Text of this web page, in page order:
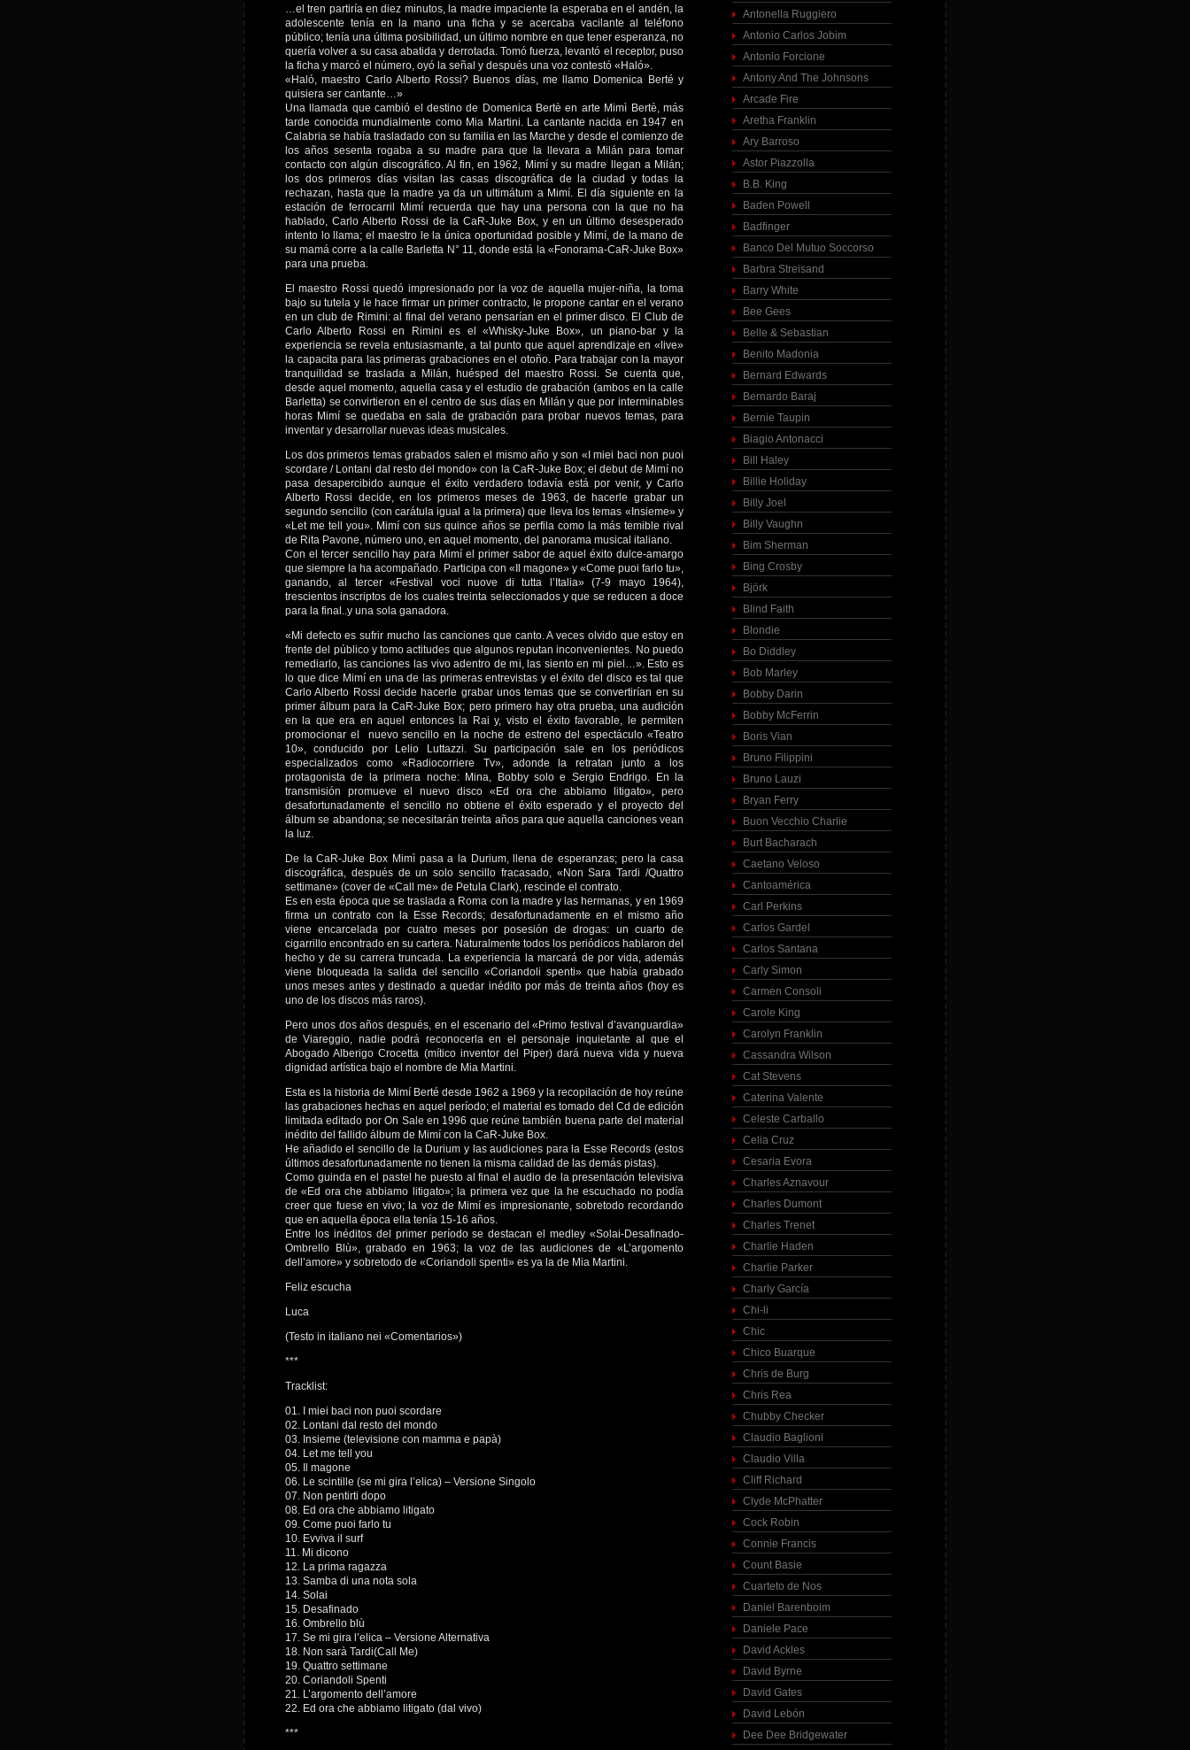
…el tren partiría en diez minutos, la madre impaciente la esperaba en el andén, la
adolescente tenía en la mano una ficha y se acercaba vacilante al teléfono
público; tenía una última posibilidad, un último nombre en que tener esperanza, no
quería volver a su casa abatida y derrotada. Tomó fuerza, levantó el receptor, puso
la ficha y marcó el número, oyó la señal y después una voz contestó «Haló».
«Haló, maestro Carlo Alberto Rossi? Buenos días, me llamo Domenica Berté y
quisiera ser cantante…»
Una llamada que cambió el destino de Domenica Bertè en arte Mimì Bertè, más
tarde conocida mundialmente como Mia Martini. La cantante nacida en 1947 en
Calabria se había trasladado con su familia en las Marche y desde el comienzo de
los años sesenta rogaba a su madre para que la llevara a Milán para tomar
contacto con algún discográfico. Al fin, en 1962, Mimí y su madre llegan a Milán;
los dos primeros días visitan las casas discográfica de la ciudad y todas la
rechazan, hasta que la madre ya da un ultimátum a Mimí. El día siguiente en la
estación de ferrocarril Mimí recuerda que hay una persona con la que no ha
hablado, Carlo Alberto Rossi de la CaR-Juke Box, y en un último desesperado
intento lo llama; el maestro le la única oportunidad posible y Mimí, de la mano de
su mamá corre a la calle Barletta N° 11, donde está la «Fonorama-CaR-Juke Box»
para una prueba.
El maestro Rossi quedó impresionado por la voz de aquella mujer-niña, la toma
bajo su tutela y le hace firmar un primer contracto, le propone cantar en el verano
en un club de Rimini: al final del verano pensarían en el primer disco. El Club de
Carlo Alberto Rossi en Rimini es el «Whisky-Juke Box», un piano-bar y la
experiencia se revela entusiasmante, a tal punto que aquel aprendizaje en «live»
la capacita para las primeras grabaciones en el otoño. Para trabajar con la mayor
tranquilidad se traslada a Milán, huésped del maestro Rossi. Se cuenta que,
desde aquel momento, aquella casa y el estudio de grabación (ambos en la calle
Barletta) se convirtieron en el centro de sus días en Milán y que por interminables
horas Mimí se quedaba en sala de grabación para probar nuevos temas, para
inventar y desarrollar nuevas ideas musicales.
Los dos primeros temas grabados salen el mismo año y son «I miei baci non puoi
scordare / Lontani dal resto del mondo» con la CaR-Juke Box; el debut de Mimí no
pasa desapercibido aunque el éxito verdadero todavía está por venir, y Carlo
Alberto Rossi decide, en los primeros meses de 1963, de hacerle grabar un
segundo sencillo (con carátula igual a la primera) que lleva los temas «Insieme» y
«Let me tell you». Mimí con sus quince años se perfila como la más temible rival
de Rita Pavone, número uno, en aquel momento, del panorama musical italiano.
Con el tercer sencillo hay para Mimí el primer sabor de aquel éxito dulce-amargo
que siempre la ha acompañado. Participa con «Il magone» y «Come puoi farlo tu»,
ganando, al tercer «Festival voci nuove di tutta l’Italia» (7-9 mayo 1964),
trescientos inscriptos de los cuales treinta seleccionados y que se reducen a doce
para la final..y una sola ganadora.
«Mi defecto es sufrir mucho las canciones que canto. A veces olvido que estoy en
frente del público y tomo actitudes que algunos reputan inconvenientes. No puedo
remediarlo, las canciones las vivo adentro de mi, las siento en mi piel…». Esto es
lo que dice Mimí en una de las primeras entrevistas y el éxito del disco es tal que
Carlo Alberto Rossi decide hacerle grabar unos temas que se convertirían en su
primer álbum para la CaR-Juke Box; pero primero hay otra prueba, una audición
en la que era en aquel entonces la Rai y, visto el éxito favorable, le permiten
promocionar el nuevo sencillo en la noche de estreno del espectáculo «Teatro
10», conducido por Lelio Luttazzi. Su participación sale en los periódicos
especializados como «Radiocorriere Tv», adonde la retratan junto a los
protagonista de la primera noche: Mina, Bobby solo e Sergio Endrigo. En la
transmisión promueve el nuevo disco «Ed ora che abbiamo litigato», pero
desafortunadamente el sencillo no obtiene el éxito esperado y el proyecto del
álbum se abandona; se necesitarán treinta años para que aquella canciones vean
la luz.
De la CaR-Juke Box Mimì pasa a la Durium, llena de esperanzas; pero la casa
discográfica, después de un solo sencillo fracasado, «Non Sara Tardi /Quattro
settimane» (cover de «Call me» de Petula Clark), rescinde el contrato.
Es en esta época que se traslada a Roma con la madre y las hermanas, y en 1969
firma un contrato con la Esse Records; desafortunadamente en el mismo año
viene encarcelada por cuatro meses por posesión de drogas: un cuarto de
cigarrillo encontrado en su cartera. Naturalmente todos los periódicos hablaron del
hecho y de su carrera truncada. La experiencia la marcará de por vida, además
viene bloqueada la salida del sencillo «Coriandoli spenti» que había grabado
unos meses antes y destinado a quedar inédito por más de treinta años (hoy es
uno de los discos más raros).
Pero unos dos años después, en el escenario del «Primo festival d’avanguardia»
de Viareggio, nadie podrá reconocerla en el personaje inquietante al que el
Abogado Alberigo Crocetta (mítico inventor del Piper) dará nueva vida y nueva
dignidad artística bajo el nombre de Mia Martini.
Esta es la historia de Mimí Berté desde 1962 a 1969 y la recopilación de hoy reúne
las grabaciones hechas en aquel período; el material es tomado del Cd de edición
limitada editado por On Sale en 1996 que reúne también buena parte del material
inédito del fallido álbum de Mimí con la CaR-Juke Box.
He añadido el sencillo de la Durium y las audiciones para la Esse Records (estos
últimos desafortunadamente no tienen la misma calidad de las demás pistas).
Como guinda en el pastel he puesto al final el audio de la presentación televisiva
de «Ed ora che abbiamo litigato»; la primera vez que la he escuchado no podía
creer que fuese en vivo; la voz de Mimí es impresionante, sobretodo recordando
que en aquella época ella tenía 15-16 años.
Entre los inéditos del primer período se destacan el medley «Solai-Desafinado-
Ombrello Blù», grabado en 1963; la voz de las audiciones de «L’argomento
dell’amore» y sobretodo de «Coriandoli spenti» es ya la de Mia Martini.
Feliz escucha
Luca
(Testo in italiano nei «Comentarios»)
***
Tracklist:
01. I miei baci non puoi scordare
02. Lontani dal resto del mondo
03. Insieme (televisione con mamma e papà)
04. Let me tell you
05. Il magone
06. Le scintille (se mi gira l’elica) – Versione Singolo
07. Non pentirti dopo
08. Ed ora che abbiamo litigato
09. Come puoi farlo tu
10. Evviva il surf
11. Mi dicono
12. La prima ragazza
13. Samba di una nota sola
14. Solai
15. Desafinado
16. Ombrello blù
17. Se mi gira l’elica – Versione Alternativa
18. Non sarà Tardi(Call Me)
19. Quattro settimane
20. Coriandoli Spenti
21. L’argomento dell’amore
22. Ed ora che abbiamo litigato (dal vivo)
***
Antonella Ruggiero
Antonio Carlos Jobim
Antonio Forcione
Antony And The Johnsons
Arcade Fire
Aretha Franklin
Ary Barroso
Astor Piazzolla
B.B. King
Baden Powell
Badfinger
Banco Del Mutuo Soccorso
Barbra Streisand
Barry White
Bee Gees
Belle & Sebastian
Benito Madonia
Bernard Edwards
Bernardo Baraj
Bernie Taupin
Biagio Antonacci
Bill Haley
Billie Holiday
Billy Joel
Billy Vaughn
Bim Sherman
Bing Crosby
Björk
Blind Faith
Blondie
Bo Diddley
Bob Marley
Bobby Darin
Bobby McFerrin
Boris Vian
Bruno Filippini
Bruno Lauzi
Bryan Ferry
Buon Vecchio Charlie
Burt Bacharach
Caetano Veloso
Cantoamérica
Carl Perkins
Carlos Gardel
Carlos Santana
Carly Simon
Carmen Consoli
Carole King
Carolyn Franklin
Cassandra Wilson
Cat Stevens
Caterina Valente
Celeste Carballo
Celia Cruz
Cesaria Evora
Charles Aznavour
Charles Dumont
Charles Trenet
Charlie Haden
Charlie Parker
Charly García
Chi-li
Chic
Chico Buarque
Chris de Burg
Chris Rea
Chubby Checker
Claudio Baglioni
Claudio Villa
Cliff Richard
Clyde McPhatter
Cock Robin
Connie Francis
Count Basie
Cuarteto de Nos
Daniel Barenboim
Daniele Pace
David Ackles
David Byrne
David Gates
David Lebón
Dee Dee Bridgewater